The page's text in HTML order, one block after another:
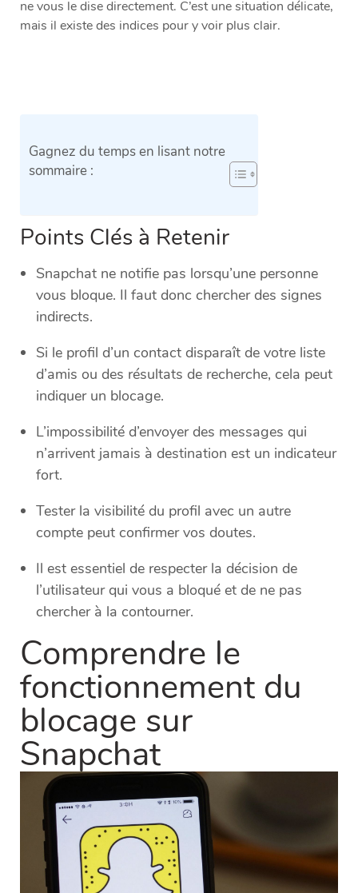
ne vous le dise directement. C’est une situation délicate,
mais il existe des indices pour y voir plus clair.
Gagnez du temps en lisant notre
sommaire :
Points Clés à Retenir
Snapchat ne notifie pas lorsqu’une personne
vous bloque. Il faut donc chercher des signes
indirects.
Si le profil d’un contact disparaît de votre liste
d’amis ou des résultats de recherche, cela peut
indiquer un blocage.
L’impossibilité d’envoyer des messages qui
n’arrivent jamais à destination est un indicateur
fort.
Tester la visibilité du profil avec un autre
compte peut confirmer vos doutes.
Il est essentiel de respecter la décision de
l’utilisateur qui vous a bloqué et de ne pas
chercher à la contourner.
Comprendre le
fonctionnement du
blocage sur
Snapchat